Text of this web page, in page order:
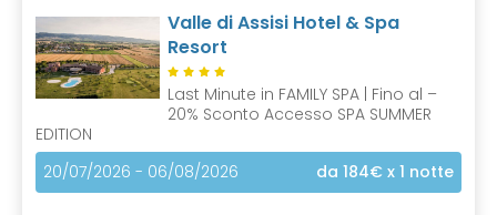
Valle di Assisi Hotel & Spa
Resort
Last Minute in FAMILY SPA | Fino al –
20% Sconto Accesso SPA SUMMER
EDITION
20/07/2026 - 06/08/2026
da 184€ x 1 notte